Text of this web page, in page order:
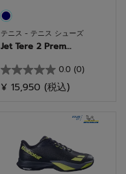
件
の
レ
ビ
ュ
ー
テニス - テニス シューズ
Jet Tere 2 Prem...
0.0 (0)
星
0.0
す。
¥ 15,950 (税込)